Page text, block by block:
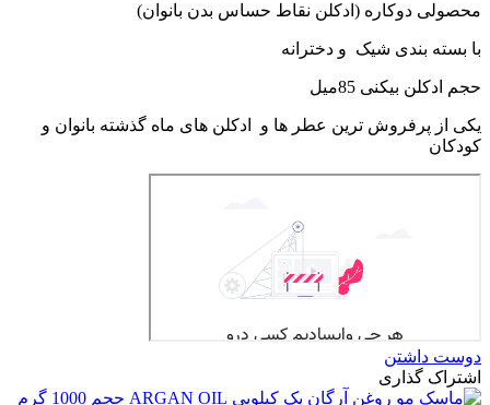
محصولی دوکاره (ادکلن نقاط حساس بدن بانوان)
با بسته بندی شیک و دخترانه
حجم ادکلن بیکنی 85میل
یکی از پرفروش ترین عطر ها و ادکلن های ماه گذشته بانوان و
کودکان
دوست داشتن
اشتراک گذاری